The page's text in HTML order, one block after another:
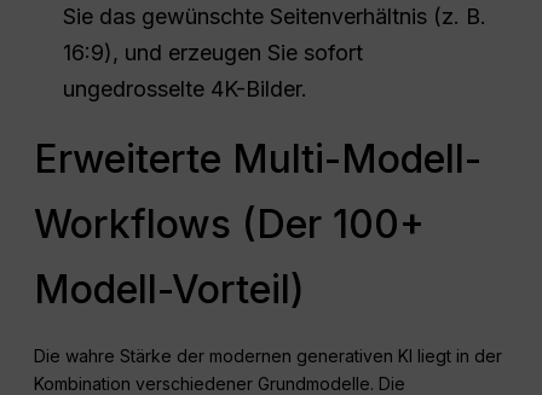
Sie das gewünschte Seitenverhältnis (z. B.
16:9), und erzeugen Sie sofort
ungedrosselte 4K-Bilder.
Erweiterte Multi-Modell-
Workflows (Der 100+
Modell-Vorteil)
Die wahre Stärke der modernen generativen KI liegt in der
Kombination verschiedener Grundmodelle. Die